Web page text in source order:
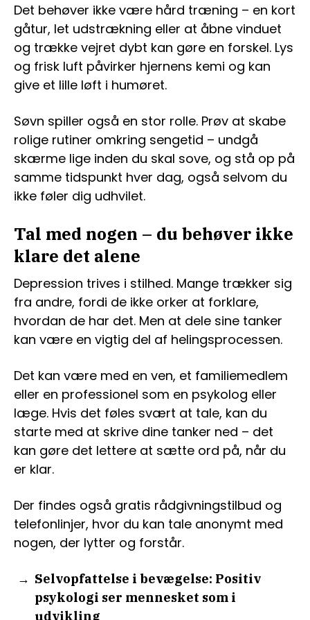
Det behøver ikke være hård træning – en kort
gåtur, let udstrækning eller at åbne vinduet
og trække vejret dybt kan gøre en forskel. Lys
og frisk luft påvirker hjernens kemi og kan
give et lille løft i humøret.
Søvn spiller også en stor rolle. Prøv at skabe
rolige rutiner omkring sengetid – undgå
skærme lige inden du skal sove, og stå op på
samme tidspunkt hver dag, også selvom du
ikke føler dig udhvilet.
Tal med nogen – du behøver ikke
klare det alene
Depression trives i stilhed. Mange trækker sig
fra andre, fordi de ikke orker at forklare,
hvordan de har det. Men at dele sine tanker
kan være en vigtig del af helingsprocessen.
Det kan være med en ven, et familiemedlem
eller en professionel som en psykolog eller
læge. Hvis det føles svært at tale, kan du
starte med at skrive dine tanker ned – det
kan gøre det lettere at sætte ord på, når du
er klar.
Der findes også gratis rådgivningstilbud og
telefonlinjer, hvor du kan tale anonymt med
nogen, der lytter og forstår.
Selvopfattelse i bevægelse: Positiv
psykologi ser mennesket som i
udvikling